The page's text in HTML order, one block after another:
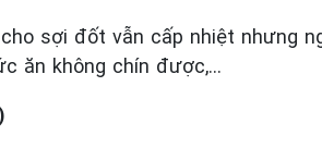
sợi đốt vẫn cấp nhiệt nhưng
ăn không chín được,…